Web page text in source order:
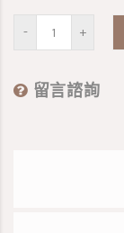
留言諮詢